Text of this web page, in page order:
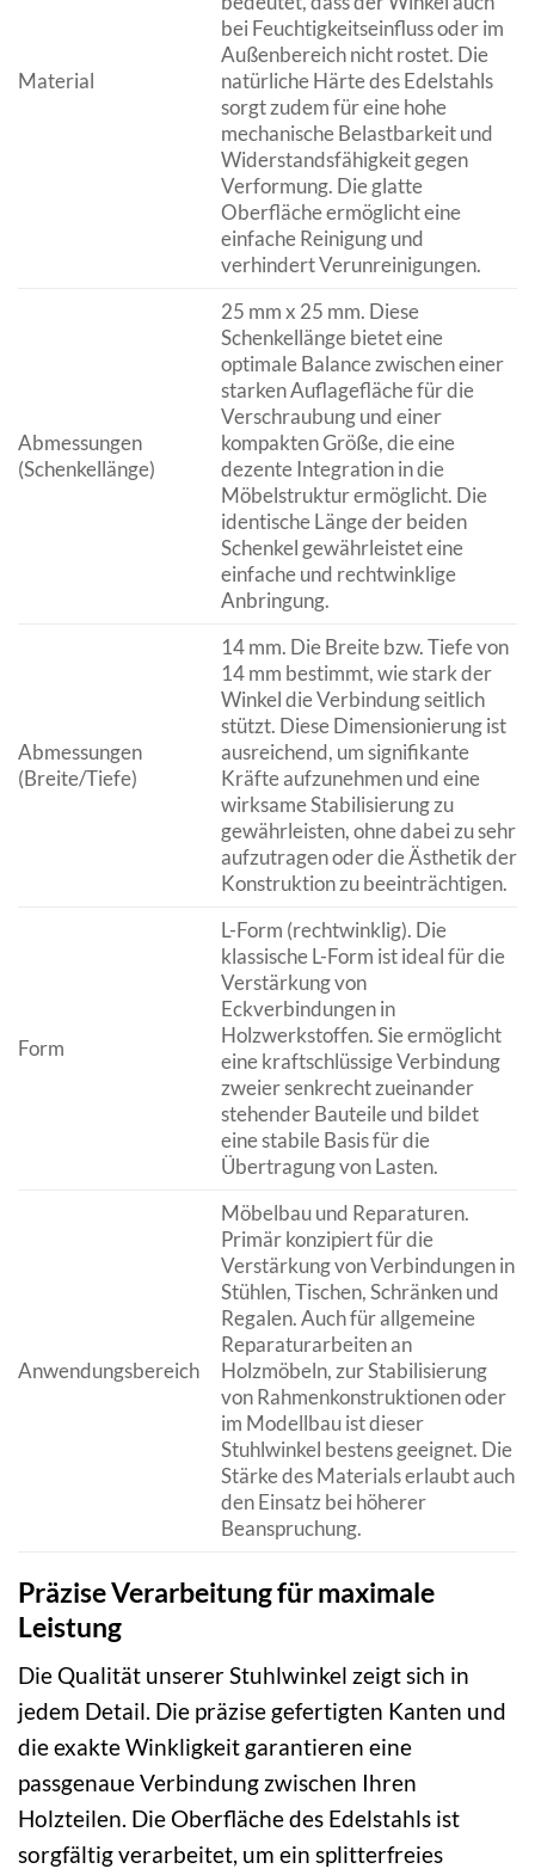
Material
bei Feuchtigkeitseinfluss oder im
Außenbereich nicht rostet. Die
natürliche Härte des Edelstahls
sorgt zudem für eine hohe
mechanische Belastbarkeit und
Widerstandsfähigkeit gegen
Verformung. Die glatte
Oberfläche ermöglicht eine
einfache Reinigung und
verhindert Verunreinigungen.
Abmessungen
(Schenkellänge)
25 mm x 25 mm. Diese
Schenkellänge bietet eine
optimale Balance zwischen einer
starken Auflagefläche für die
Verschraubung und einer
kompakten Größe, die eine
dezente Integration in die
Möbelstruktur ermöglicht. Die
identische Länge der beiden
Schenkel gewährleistet eine
einfache und rechtwinklige
Anbringung.
Abmessungen
(Breite/Tiefe)
14 mm. Die Breite bzw. Tiefe von
14 mm bestimmt, wie stark der
Winkel die Verbindung seitlich
stützt. Diese Dimensionierung ist
ausreichend, um signifikante
Kräfte aufzunehmen und eine
wirksame Stabilisierung zu
gewährleisten, ohne dabei zu sehr
aufzutragen oder die Ästhetik der
Konstruktion zu beeinträchtigen.
Form
L-Form (rechtwinklig). Die
klassische L-Form ist ideal für die
Verstärkung von
Eckverbindungen in
Holzwerkstoffen. Sie ermöglicht
eine kraftschlüssige Verbindung
zweier senkrecht zueinander
stehender Bauteile und bildet
eine stabile Basis für die
Übertragung von Lasten.
Anwendungsbereich
Möbelbau und Reparaturen.
Primär konzipiert für die
Verstärkung von Verbindungen in
Stühlen, Tischen, Schränken und
Regalen. Auch für allgemeine
Reparaturarbeiten an
Holzmöbeln, zur Stabilisierung
von Rahmenkonstruktionen oder
im Modellbau ist dieser
Stuhlwinkel bestens geeignet. Die
Stärke des Materials erlaubt auch
den Einsatz bei höherer
Beanspruchung.
Präzise Verarbeitung für maximale
Leistung
Die Qualität unserer Stuhlwinkel zeigt sich in
jedem Detail. Die präzise gefertigten Kanten und
die exakte Winkligkeit garantieren eine
passgenaue Verbindung zwischen Ihren
Holzteilen. Die Oberfläche des Edelstahls ist
sorgfältig verarbeitet, um ein splitterfreies